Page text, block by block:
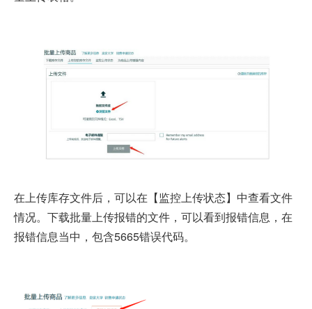
在上传库存文件后，可以在【监控上传状态】中查看文件
情况。下载批量上传报错的文件，可以看到报错信息，在
报错信息当中，包含5665错误代码。